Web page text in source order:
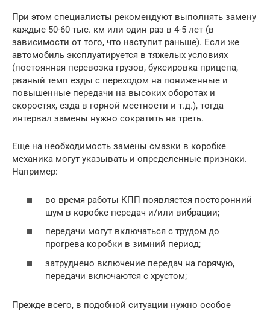
При этом специалисты рекомендуют выполнять замену
каждые 50-60 тыс. км или один раз в 4-5 лет (в
зависимости от того, что наступит раньше). Если же
автомобиль эксплуатируется в тяжелых условиях
(постоянная перевозка грузов, буксировка прицепа,
рваный темп езды с переходом на пониженные и
повышенные передачи на высоких оборотах и
скоростях, езда в горной местности и т.д.), тогда
интервал замены нужно сократить на треть.
Еще на необходимость замены смазки в коробке
механика могут указывать и определенные признаки.
Например:
во время работы КПП появляется посторонний
шум в коробке передач и/или вибрации;
передачи могут включаться с трудом до
прогрева коробки в зимний период;
затруднено включение передач на горячую,
передачи включаются с хрустом;
Прежде всего, в подобной ситуации нужно особое